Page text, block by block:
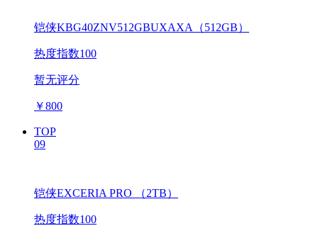
铠侠KBG40ZNV512GBUXAXA（512GB）
热度指数100
暂无评分
￥800
TOP
09
铠侠EXCERIA PRO （2TB）
热度指数100